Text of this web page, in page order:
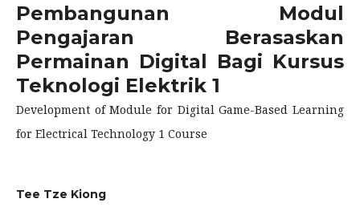
Pembangunan Modul
Pengajaran Berasaskan
Permainan Digital Bagi Kursus
Teknologi Elektrik 1
Development of Module for Digital Game-Based Learning
for Electrical Technology 1 Course
Tee Tze Kiong